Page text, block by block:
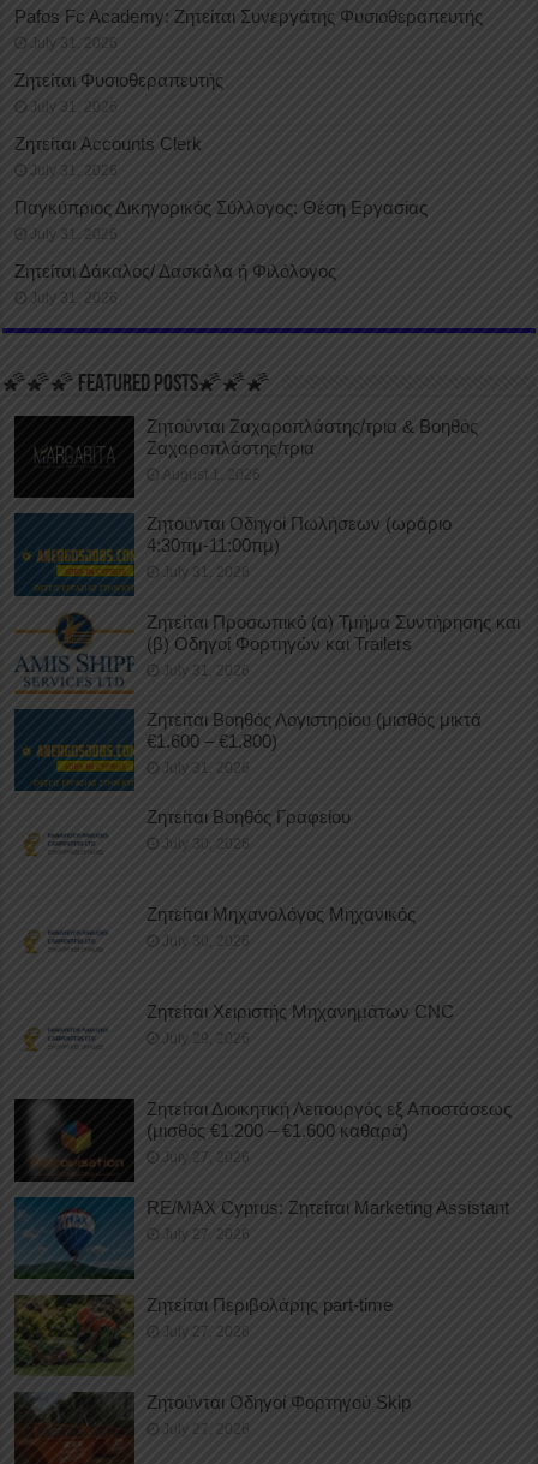
Pafos Fc Academy: Ζητείται Συνεργάτης Φυσιοθεραπευτής
July 31, 2026
Ζητείται Φυσιοθεραπευτής
July 31, 2026
Ζητείται Accounts Clerk
July 31, 2026
Παγκύπριος Δικηγορικός Σύλλογος: Θέση Εργασίας
July 31, 2026
Ζητείται Δάκαλος/ Δασκάλα ή Φιλόλογος
July 31, 2026
🌠🌠🌠 FEATURED POSTS🌠🌠🌠
Ζητούνται Ζαχαροπλάστης/τρια & Βοηθός
Ζαχαροπλάστης/τρια
August 1, 2026
Ζητούνται Οδηγοί Πωλήσεων (ωράριο
4:30πμ-11:00πμ)
July 31, 2026
Ζητείται Προσωπικό (α) Τμήμα Συντήρησης και
(β) Οδηγοί Φορτηγών και Trailers
July 31, 2026
Ζητείται Βοηθός Λογιστηρίου (μισθός μικτά
€1.600 – €1.800)
July 31, 2026
Ζητείται Βοηθός Γραφείου
July 30, 2026
Ζητείται Μηχανολόγος Μηχανικός
July 30, 2026
Ζητείται Χειριστής Μηχανημάτων CNC
July 29, 2026
Ζητείται Διοικητική Λειτουργός εξ Αποστάσεως
(μισθός €1.200 – €1.600 καθαρά)
July 27, 2026
RE/MAX Cyprus: Ζητείται Marketing Assistant
July 27, 2026
Ζητείται Περιβολάρης part-time
July 27, 2026
Ζητούνται Οδηγοί Φορτηγού Skip
July 27, 2026